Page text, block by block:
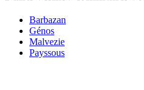
Barbazan
Génos
Malvezie
Payssous